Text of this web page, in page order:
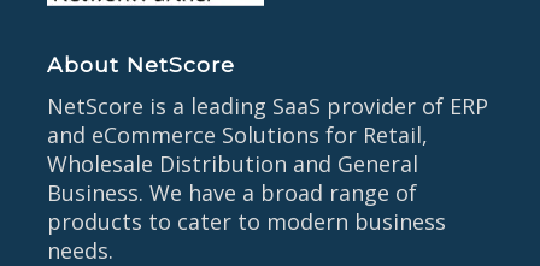
About NetScore
NetScore is a leading SaaS provider of ERP
and eCommerce Solutions for Retail,
Wholesale Distribution and General
Business. We have a broad range of
products to cater to modern business
needs.